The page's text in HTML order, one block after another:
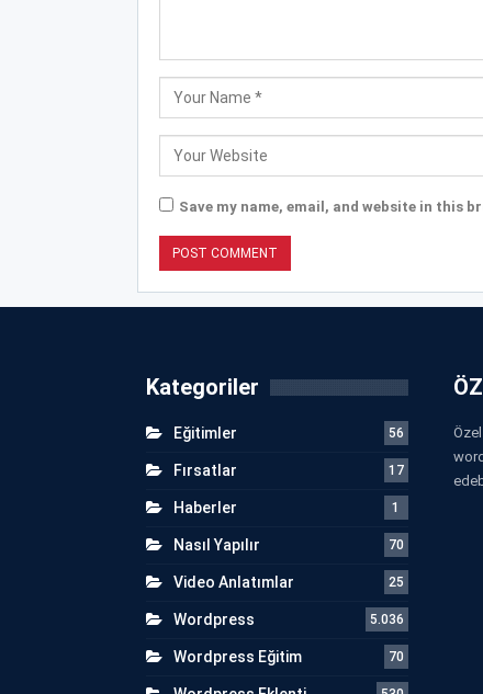
Save my name, email, and website in this
Kategoriler
Eğitimler 56
Fırsatlar 17
Haberler 1
Nasıl Yapılır 70
Video Anlatımlar 25
Wordpress 5.036
Wordpress Eğitim 70